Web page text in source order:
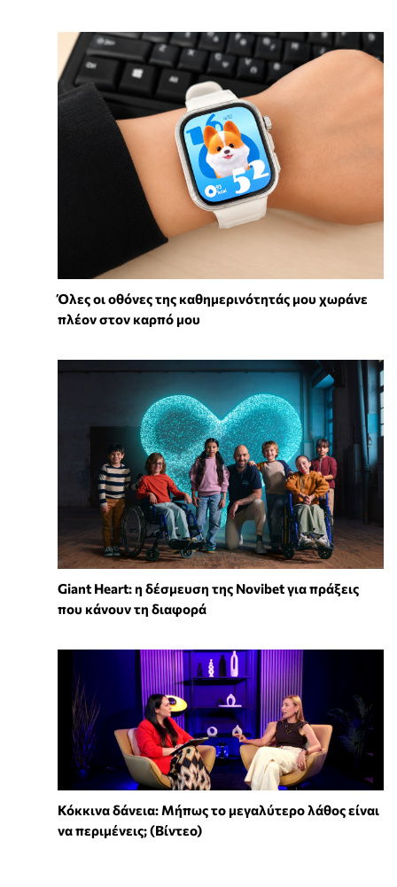
Όλες οι οθόνες της καθημερινότητάς μου χωράνε
πλέον στον καρπό μου
Giant Heart: η δέσμευση της Novibet για πράξεις
που κάνουν τη διαφορά
Κόκκινα δάνεια: Μήπως το μεγαλύτερο λάθος είναι
να περιμένεις; (Βίντεο)